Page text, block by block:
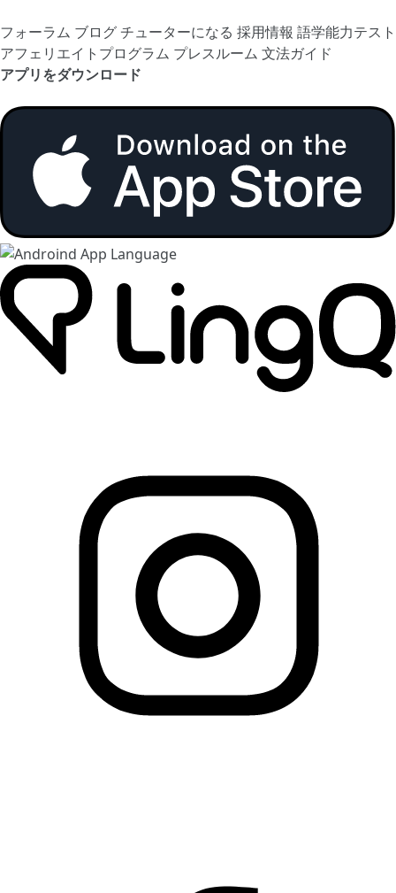
フォーラム ブログチューターになる 採用情報 語学能力テスト
アフェリエイトプログラム プレスルーム 文法ガイド
アプリをダウンロード